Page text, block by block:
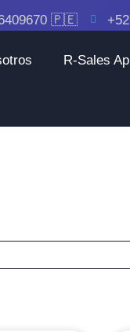
🇵🇪
R-Sales